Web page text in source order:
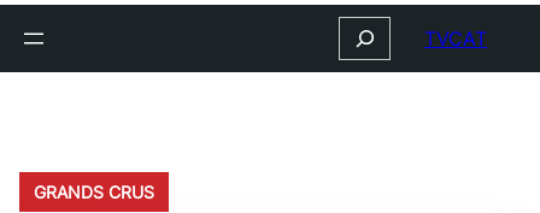
Search TVCAT
GRANDS CRUS